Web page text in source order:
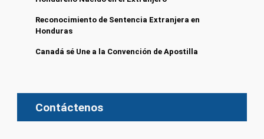
Reconocimiento de Sentencia Extranjera en
Honduras
Canadá sé Une a la Convención de Apostilla
Contáctenos